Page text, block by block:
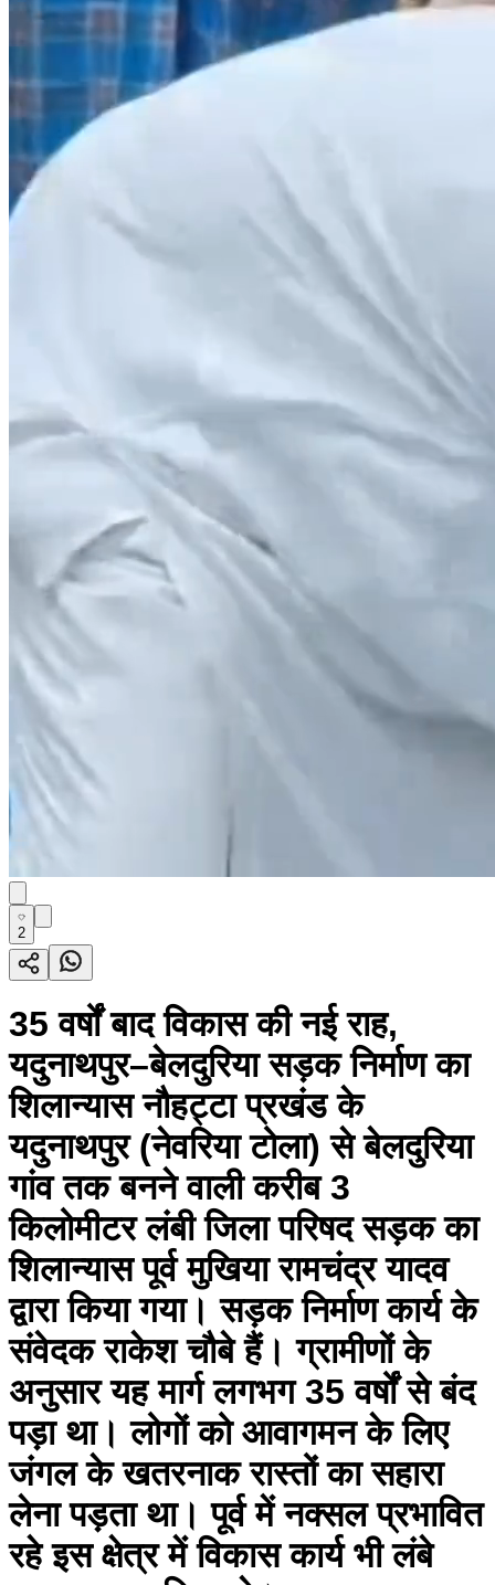
2
35 वर्षों बाद विकास की नई राह,
यदुनाथपुर–बेलदुरिया सड़क निर्माण का
शिलान्यास नौहट्टा प्रखंड के
यदुनाथपुर (नेवरिया टोला) से बेलदुरिया
गांव तक बनने वाली करीब 3
किलोमीटर लंबी जिला परिषद सड़क का
शिलान्यास पूर्व मुखिया रामचंद्र यादव
द्वारा किया गया। सड़क निर्माण कार्य के
संवेदक राकेश चौबे हैं। ग्रामीणों के
अनुसार यह मार्ग लगभग 35 वर्षों से बंद
पड़ा था। लोगों को आवागमन के लिए
जंगल के खतरनाक रास्तों का सहारा
लेना पड़ता था। पूर्व में नक्सल प्रभावित
रहे इस क्षेत्र में विकास कार्य भी लंबे